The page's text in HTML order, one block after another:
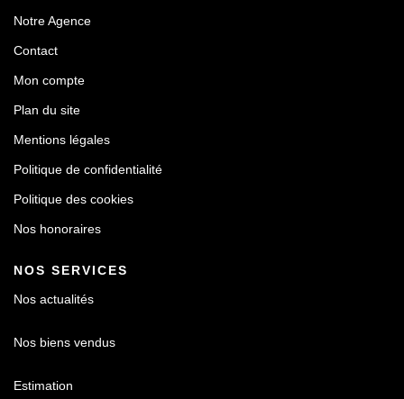
Notre Agence
Contact
Mon compte
Plan du site
Mentions légales
Politique de confidentialité
Politique des cookies
Nos honoraires
NOS SERVICES
Nos actualités
Nos biens vendus
Estimation